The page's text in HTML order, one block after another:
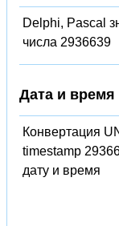
Delphi, Pascal
числа 2936639
Дата и время
Конвертация
timestamp
дату и время